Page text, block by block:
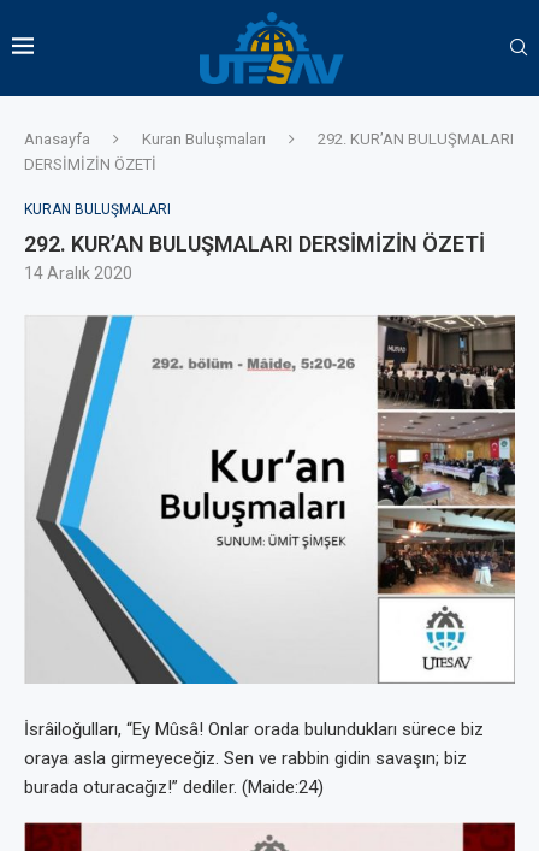
Anasayfa Kuran Buluşmaları
292. KUR’AN BULUŞMALARI
DERSİMİZİN ÖZETİ
KURAN BULUŞMALARI
292. KUR’AN BULUŞMALARI DERSİMİZİN ÖZETİ
14 Aralık 2020
İsrâiloğulları, “Ey Mûsâ! Onlar orada bulundukları sürece biz
oraya asla girmeyeceğiz. Sen ve rabbin gidin savaşın; biz
burada oturacağız!” dediler. (Maide:24)